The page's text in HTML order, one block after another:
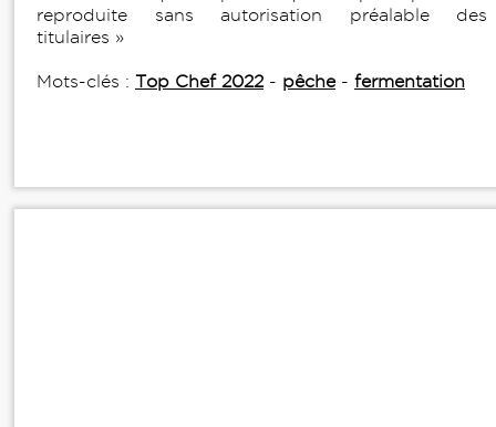
reproduite sans autorisation préalable des
titulaires »
Mots-clés : Top Chef 2022 - pêche- fermentation